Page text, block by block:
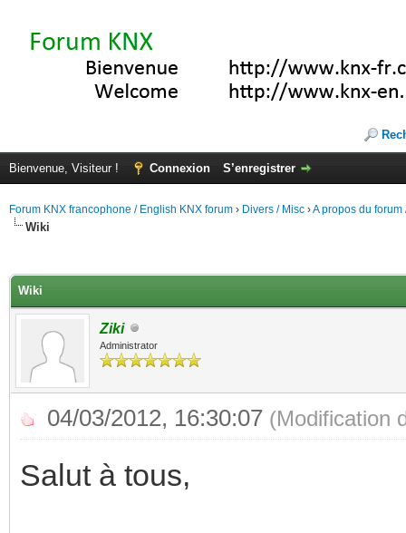
Bienvenue, Visiteur ! Connexion S’enregistrer
Forum KNX francophone / English KNX forum › Divers / Misc ›A propos du forum
Wiki
Wiki
Ziki
Administrator
04/03/2012, 16:30:07 (Modification
Salut à tous,